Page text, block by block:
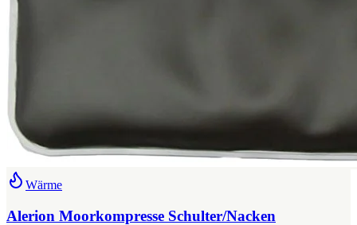
Wärme
Alerion Moorkompresse Schulter/Nacken